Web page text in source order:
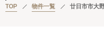
TOP 物件一覧 廿日市市大